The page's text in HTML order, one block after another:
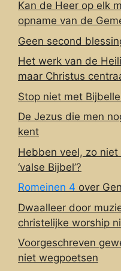
Kan de Heer op elk
opname van de
Geen second
Het werk van de
maar Christus
Stop niet met
De Jezus die men
kent
Hebben veel, zo
‘valse Bijbel’?
Romeinen 4 over
Dwaalleer door
christelijke worship
Voorgeschreven
niet wegpoetsen